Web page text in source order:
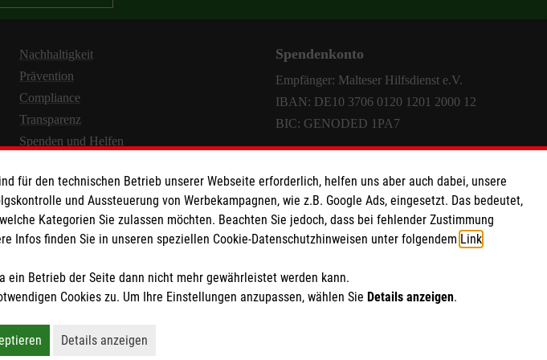
Hilfe-Einsatzes im Unternehmen,
Versorgung als erste
eine erweiterte Rolle in der
Nachhaltigkeit
Prävention
Compliance
Transparenz
Spenden und Helfen
Spendenkonto
Empfänger: Malteser Hilfsdienst e.V.
IBAN: DE10 3706 0120 1201 2000 12
BIC: GENODED 1PA7
Newsletter abonnieren
|Barrierefreiheit
für den technischen Betrieb unserer Webseite erforderlich, helfen uns aber auch dabei, unsere
und Aussteuerung von Werbekampagnen, wie z.B. Google Ads, eingesetzt. Das bedeutet,
Kategorien Sie zulassen möchten. Beachten Sie jedoch, dass bei fehlender Zustimmung
finden Sie in unseren speziellen Cookie-Datenschutzhinweisen unter folgendem Link
ein Betrieb der Seite dann nicht mehr gewährleistet werden kann.
Cookies zu. Um Ihre Einstellungen anzupassen, wählen Sie Details anzeigen.
Cookies ab
alle Cookies einschließlich Marketing und Analyse
Details anzeigen